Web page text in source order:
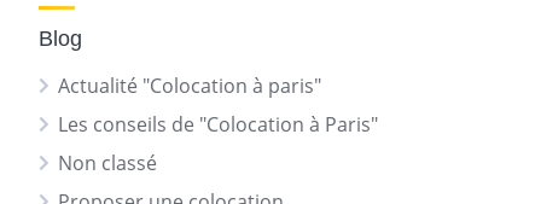
Blog
Actualité "Colocation à paris"
Les conseils de "Colocation à Paris"
Non classé